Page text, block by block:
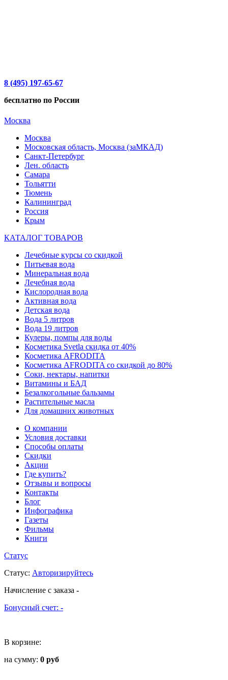
8 (495) 197-65-67
бесплатно по России
Москва
Москва
Московская область, Москва (заМКАД)
Санкт-Петербург
Лен. область
Самара
Тольятти
Тюмень
Калининград
Россия
Крым
КАТАЛОГ ТОВАРОВ
Лечебные курсы со скидкой
Питьевая вода
Минеральная вода
Лечебная вода
Кислородная вода
Активная вода
Детская вода
Вода 5 литров
Вода 19 литров
Кулеры, помпы для воды
Косметика Svetla скидка от 40%
Косметика AFRODITA
Косметика AFRODITA со скидкой до 80%
Соки, нектары, напитки
Витамины и БАД
Безалкогольные бальзамы
Растительные масла
Для домашних животных
О компании
Условия доставки
Способы оплаты
Скидки
Акции
Где купить?
Отзывы и вопросы
Контакты
Блог
Инфографика
Газеты
Фильмы
Книги
Статус
Статус: Авторизируйтесь
Начисление с заказа -
Бонусный счет: -
В корзине:
на сумму: 0 руб